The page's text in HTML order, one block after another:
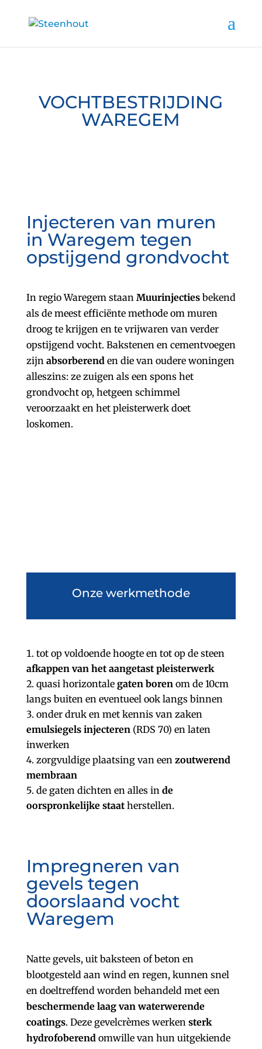
VOCHTBESTRIJDING
WAREGEM
Injecteren van muren
in Waregem tegen
opstijgend grondvocht
In regio Waregem staan Muurinjectiesbekend
als de meest efficiënte methode om muren
droog te krijgen en te vrijwaren van verder
opstijgend vocht. Bakstenen en cementvoegen
zijn absorberenden die van oudere woningen
alleszins: ze zuigen als een spons het
grondvocht op, hetgeen schimmel
veroorzaakt en het pleisterwerk doet
loskomen.
Onze werkmethode
tot op voldoende hoogte en tot op de steen
afkappen van het aangetast pleisterwerk
quasi horizontale gaten borenom de 10cm
langs buiten en eventueel ook langs binnen
onder druk en met kennis van zaken
emulsiegels injecteren(RDS 70) en laten
inwerken
zorgvuldige plaatsing van een zoutwerend
membraan
de gaten dichten en alles in de
oorspronkelijke staatherstellen.
Impregneren van
gevels tegen
doorslaand vocht
Waregem
Natte gevels, uit baksteen of beton en
blootgesteld aan wind en regen, kunnen snel
en doeltreffend worden behandeld met een
beschermende laag van waterwerende
coatings. Deze gevelcrèmes werken sterk
hydrofoberendomwille van hun uitgekiende